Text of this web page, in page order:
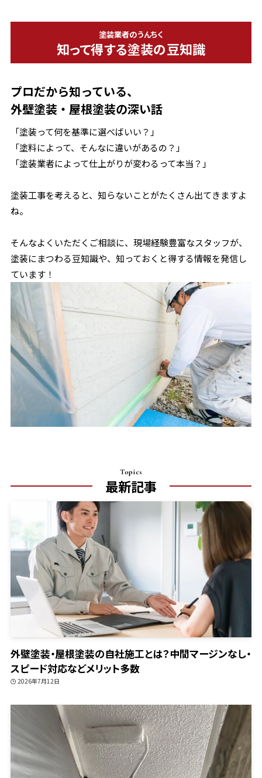
塗装業者のうんちく
知って得する塗装の豆知識
プロだから知っている、
外壁塗装・屋根塗装の深い話
「塗装って何を基準に選べばいい？」
「塗料によって、そんなに違いがあるの？」
「塗装業者によって仕上がりが変わるって本当？」
塗装工事を考えると、知らないことがたくさん出てきますよ
ね。
そんなよくいただくご相談に、現場経験豊富なスタッフが、
塗装にまつわる豆知識や、知っておくと得する情報を発信し
ています！
Topics
最新記事
外壁塗装・屋根塗装の自社施工とは？中間マージンなし・
スピード対応などメリット多数
2026年7月12日